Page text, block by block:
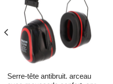
Ajouter à la liste d’envies
serre-tête antibruit. arceau